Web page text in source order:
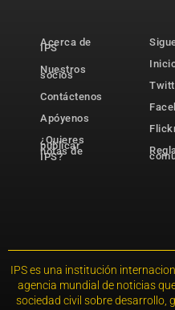
Acerca de
IPS
Nuestros
socios
Contáctenos
Apóyenos
¿Quieres
publicar
notas de
IPS?
IPS es una institución
agencia mundial de noticias
sociedad civil sobre desarrollo,